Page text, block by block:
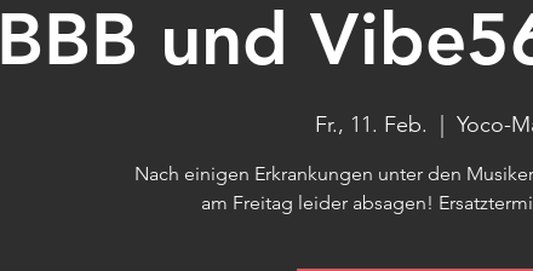
BBB und
Fr., 11. Feb. Yoco-
Nach einigen Erkrankungen unter den
am Freitag leider absagen!